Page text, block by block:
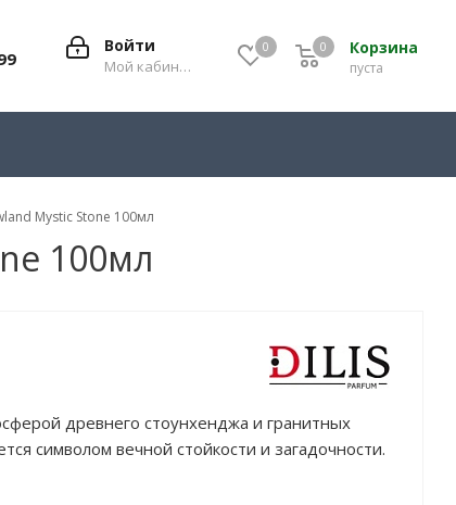
0 Корзина
0
пуста
0
Войти
Мой кабинет
Mystic Stone 100мл
100мл
древнего стоунхенджа и гранитных
символом вечной стойкости и загадочности.